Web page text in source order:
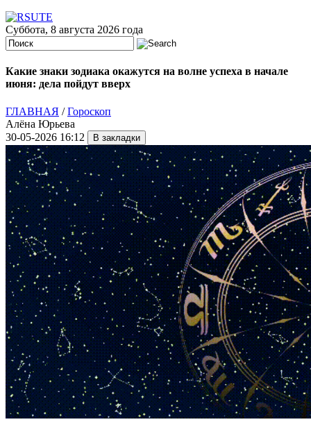
Суббота, 8 августа 2026 года
Какие знаки зодиака окажутся на волне успеха в начале
июня: дела пойдут вверх
ГЛАВНАЯ /Гороскоп
Алёна Юрьева
30-05-2026 16:12